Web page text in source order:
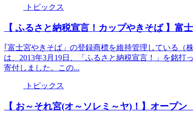
トピックス
【 ふるさと納税宣言！カップやきそば 】富
｢富士宮やきそば」の登録商標を維持管理している（
は、2013年3月19日、「ふるさと納税宣言！」を銘
寄付しました。この...
トピックス
【 お～それ宮(オ～ソレミ～ヤ)！】オープ